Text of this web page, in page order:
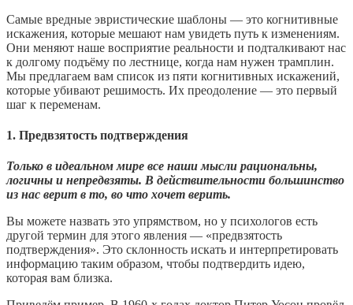
Самые вредные эвристические шаблоны — это когнитивные
искажения, которые мешают нам увидеть путь к изменениям.
Они меняют наше восприятие реальности и подталкивают нас
к долгому подъёму по лестнице, когда нам нужен трамплин.
Мы предлагаем вам список из пяти когнитивных искажений,
которые убивают решимость. Их преодоление — это первый
шаг к переменам.
1. Предвзятость подтверждения
Только в идеальном мире все наши мысли рациональны,
логичны и непредвзяты. В действительности большинство
из нас верит в то, во что хочет верить.
Вы можете назвать это упрямством, но у психологов есть
другой термин для этого явления — «предвзятость
подтверждения». Это склонность искать и интерпретировать
информацию таким образом, чтобы подтвердить идею,
которая вам близка.